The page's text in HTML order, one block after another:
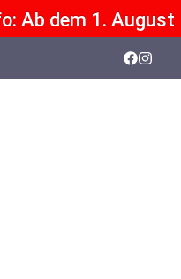
dem 1. August